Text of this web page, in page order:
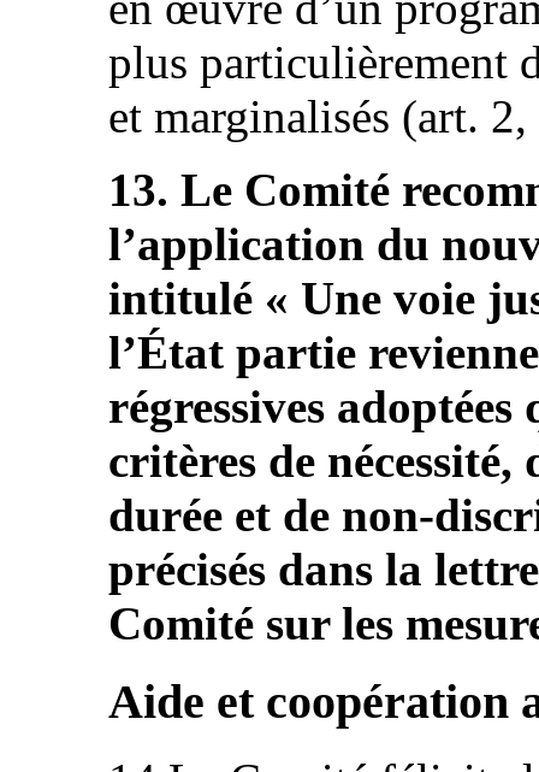
plus particulièrement
et marginalisés (art.
13. Le Comité
l’application du
intitulé « Une voie
l’État partie
régressives
critères de
durée et de non-
précisés dans la
Comité sur les
Aide et coopération